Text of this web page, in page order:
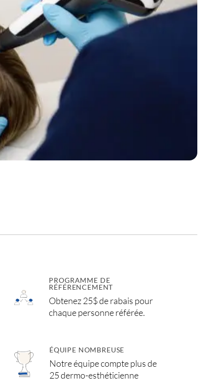
PROGRAMME DE
RÉFÉRENCEMENT
Obtenez 25$ de rabais pour
chaque personne référée.
ÉQUIPE NOMBREUSE
Notre équipe compte plus de
25 dermo-esthéticienne